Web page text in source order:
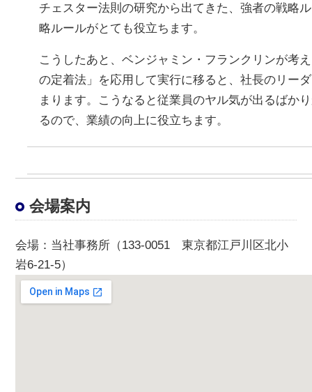
チェスター法則の研究から出てきた、強者の戦略
略ルールがとても役立ちます。
こうしたあと、ベンジャミン・フランクリンが考
の定着法」を応用して実行に移ると、社長のリー
まります。こうなると従業員のヤル気が出るばか
るので、業績の向上に役立ちます。
会場案内
会場 ：当社事務所（133-0051 東京都江戸川区北小
岩6-21-5）